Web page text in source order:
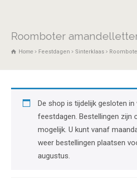
Roomboter
Home Feestdagen Sinterklaas
De shop is tijdelijk gesloten in
feestdagen. Bestellingen zijn
mogelijk. U kunt vanaf
weer bestellingen plaatsen
augustus.